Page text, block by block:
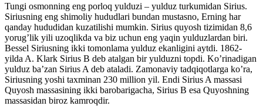
Tungi osmonning eng porloq yulduzi – yulduz turkumidan Sirius.
Siriusning eng shimoliy hududlari bundan mustasno, Erning har
qanday hududidan kuzatilishi mumkin. Sirius quyosh tizimidan 8,6
yorug’lik yili uzoqlikda va biz uchun eng yaqin yulduzlardan biri.
Bessel Siriusning ikki tomonlama yulduz ekanligini aytdi. 1862-
yilda A. Klark Sirius B deb atalgan bir yulduzni topdi. Ko’rinadigan
yulduz ba’zan Sirius A deb ataladi. Zamonaviy tadqiqotlarga ko’ra,
Siriusning yoshi taxminan 230 million yil. Endi Sirius A massasi
Quyosh massasining ikki barobarigacha, Sirius B esa Quyoshning
massasidan biroz kamroqdir.